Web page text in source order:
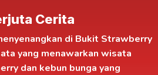
di Bukit Strawberry
yang menawarkan wisata
dan kebun bunga yang
Cerita